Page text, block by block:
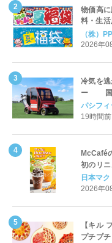
物価高
料・生
「夏福
（株）
2026年
冷気を
ー 国
Cart（
パシフィ
19時間前
McCafé
初のリ
ッペ」
開始
日本マ
2026年
【キル
プチプ